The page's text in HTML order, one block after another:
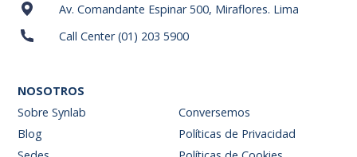
Av. Comandante Espinar 500, Miraflores. Lima
Call Center (01) 203 5900
NOSOTROS
Sobre Synlab
Blog
Conversemos
Políticas de Privacidad